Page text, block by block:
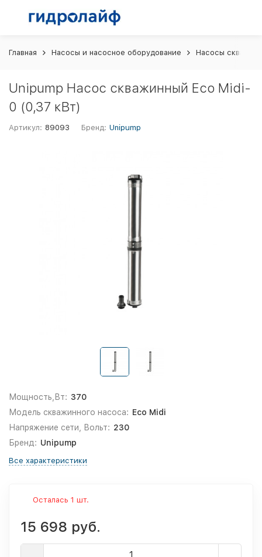
Главная Насосы и насосное оборудование Насосы
Unipump Насос скважинный Eco Midi-
0 (0,37 кВт)
Артикул: 89093 Бренд: Unipump
Мощность,Вт: 370
Модель скважинного насоса: Eco Midi
Напряжение сети, Вольт: 230
Бренд: Unipump
Все характеристики
Осталась 1 шт.
15 698 руб.